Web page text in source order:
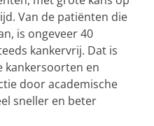
Van de patiënten die
is ongeveer 40
kankervrij. Dat is
kankersoorten en
door academische
sneller en beter